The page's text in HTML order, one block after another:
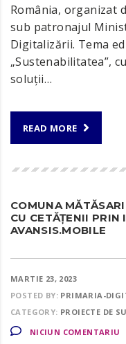
România, organizat
sub patronajul
Digitalizării. Tema
„Sustenabilitatea”,
soluții…
READ MORE
COMUNA
CU CETĂȚENII PRIN
AVANSIS.MOBILE
MARTIE 23, 2023
POSTED BY: PRIMARIA-
CATEGORY: PROIECTE DE
NICIUN COMENTARIU